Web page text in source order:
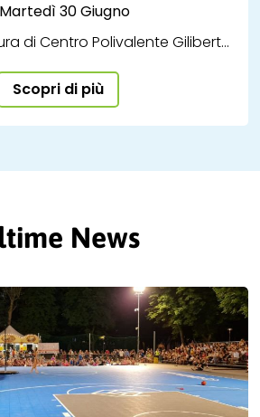
30 Giugno
di Centro Polivalente Giliberti
Scopri di più
News